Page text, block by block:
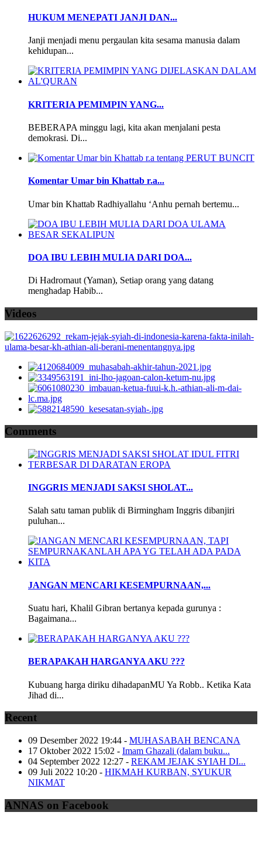
HUKUM MENEPATI JANJI DAN...
Janji menjadi menu pergaulan kita sesama manusia dalam
kehidupan...
KRITERIA PEMIMPIN YANG...
BEBERAPA minggu lagi, kita akan menjalani pesta
demokrasi. Di...
Komentar Umar bin Khattab r.a...
Umar bin Khattab Radhiyallahu ‘Anhu pernah bertemu...
DOA IBU LEBIH MULIA DARI DOA...
Di Hadromaut (Yaman), Setiap orang yang datang
menghadap Habib...
Videos
Comments
INGGRIS MENJADI SAKSI SHOLAT...
Salah satu taman publik di Birmingham Inggris dibanjiri
puluhan...
JANGAN MENCARI KESEMPURNAAN,...
Suatu hari, Khalil Gibran bertanya kepada gurunya :
Bagaimana...
BERAPAKAH HARGANYA AKU ???
Kubuang harga diriku dihadapanMU Ya Robb.. Ketika Kata
Jihad di...
Recent
09 Desember 2022 19:44 - MUHASABAH BENCANA
17 Oktober 2022 15:02 - Imam Ghazali (dalam buku...
04 September 2022 12:27 - REKAM JEJAK SYIAH DI...
09 Juli 2022 10:20 - HIKMAH KURBAN, SYUKUR
NIKMAT
ANNAS on Facebook